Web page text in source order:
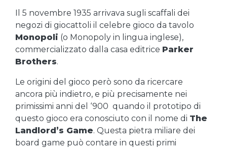
Il 5 novembre 1935 arrivava sugli scaffali dei
negozi di giocattoli il celebre gioco da tavolo
Monopoli (o Monopoly in lingua inglese),
commercializzato dalla casa editrice Parker
Brothers.
Le origini del gioco però sono da ricercare
ancora più indietro, e più precisamente nei
primissimi anni del ‘900 quando il prototipo di
questo gioco era conosciuto con il nome di The
Landlord’s Game. Questa pietra miliare dei
board game può contare in questi primi